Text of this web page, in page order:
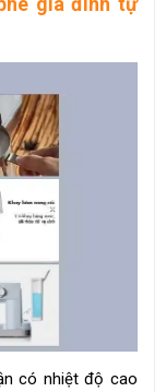
có nhiệt độ cao